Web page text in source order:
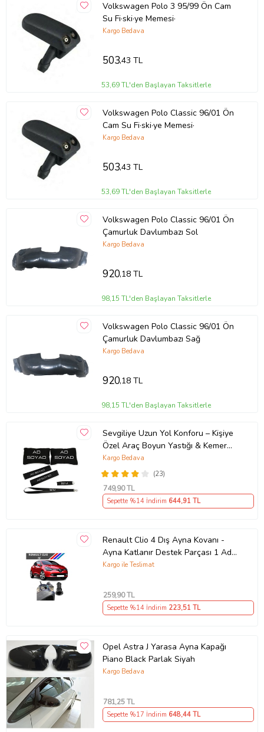
Volkswagen Polo 3 95/99 Ön Cam
Su Fi·ski·ye Memesi·
Kargo Bedava
503,43 TL
53,69 TL'den Başlayan Taksitlerle
Volkswagen Polo Classic 96/01 Ön
Cam Su Fi·ski·ye Memesi·
Kargo Bedava
503,43 TL
53,69 TL'den Başlayan Taksitlerle
Volkswagen Polo Classic 96/01 Ön
Çamurluk Davlumbazı Sol
Kargo Bedava
920,18 TL
98,15 TL'den Başlayan Taksitlerle
Volkswagen Polo Classic 96/01 Ön
Çamurluk Davlumbazı Sağ
Kargo Bedava
920,18 TL
98,15 TL'den Başlayan Taksitlerle
Sevgiliye Uzun Yol Konforu – Kişiye
Özel Araç Boyun Yastığı & Kemer
Pedi Hediye Seti
(23)
Kargo Bedava
749,90 TL
Sepette %14 İndirim 644,91 TL
Renault Clio 4 Dış Ayna Kovanı -
Ayna Katlanır Destek Parçası 1 Adet
490307706 M3625
Kargo ile Teslimat
259,90 TL
Sepette %14 İndirim 223,51 TL
Opel Astra J Yarasa Ayna Kapağı
Piano Black Parlak Siyah
Kargo Bedava
781,25 TL
Sepette %17 İndirim 648,44 TL